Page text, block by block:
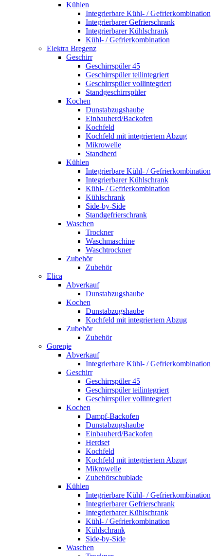
Kühlen
Integrierbare Kühl- / Gefrierkombination
Integrierbarer Gefrierschrank
Integrierbarer Kühlschrank
Kühl- / Gefrierkombination
Elektra Bregenz
Geschirr
Geschirrspüler 45
Geschirrspüler teilintegriert
Geschirrspüler vollintegriert
Standgeschirrspüler
Kochen
Dunstabzugshaube
Einbauherd/Backofen
Kochfeld
Kochfeld mit integriertem Abzug
Mikrowelle
Standherd
Kühlen
Integrierbare Kühl- / Gefrierkombination
Integrierbarer Kühlschrank
Kühl- / Gefrierkombination
Kühlschrank
Side-by-Side
Standgefrierschrank
Waschen
Trockner
Waschmaschine
Waschtrockner
Zubehör
Zubehör
Elica
Abverkauf
Dunstabzugshaube
Kochen
Dunstabzugshaube
Kochfeld mit integriertem Abzug
Zubehör
Zubehör
Gorenje
Abverkauf
Integrierbare Kühl- / Gefrierkombination
Geschirr
Geschirrspüler 45
Geschirrspüler teilintegriert
Geschirrspüler vollintegriert
Kochen
Dampf-Backofen
Dunstabzugshaube
Einbauherd/Backofen
Herdset
Kochfeld
Kochfeld mit integriertem Abzug
Mikrowelle
Zubehörschublade
Kühlen
Integrierbare Kühl- / Gefrierkombination
Integrierbarer Gefrierschrank
Integrierbarer Kühlschrank
Kühl- / Gefrierkombination
Kühlschrank
Side-by-Side
Waschen